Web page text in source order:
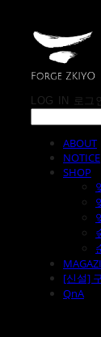
LOG IN 로그
ABOUT
NOTICE
SHOP
[신설]
QnA